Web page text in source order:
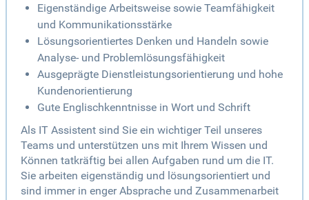
Eigenständige Arbeitsweise sowie Teamfähigkeit
und Kommunikationsstärke
Lösungsorientiertes Denken und Handeln sowie
Analyse- und Problemlösungsfähigkeit
Ausgeprägte Dienstleistungsorientierung und hohe
Kundenorientierung
Gute Englischkenntnisse in Wort und Schrift
Als IT Assistent sind Sie ein wichtiger Teil unseres
Teams und unterstützen uns mit Ihrem Wissen und
Können tatkräftig bei allen Aufgaben rund um die IT.
Sie arbeiten eigenständig und lösungsorientiert und
sind immer in enger Absprache und Zusammenarbeit